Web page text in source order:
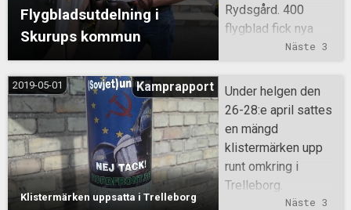
Flygbladsutdelning i
Skurups kommun
Rydsgård. 400
flygblad fick nya
ett positivt
bemötande av
invånarna.
Näste 3
Klistermärken uppsatta i Trelleborg
2019-05-01 Kamprapport
Under helgen den
26-28:e april sattes
en mängd
klistermärken upp
runt omkring i
Trelleborg.
Näste 3